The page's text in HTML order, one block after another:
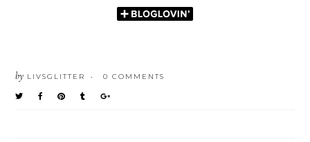
by LIVSGLITTER • 0 COMMENTS